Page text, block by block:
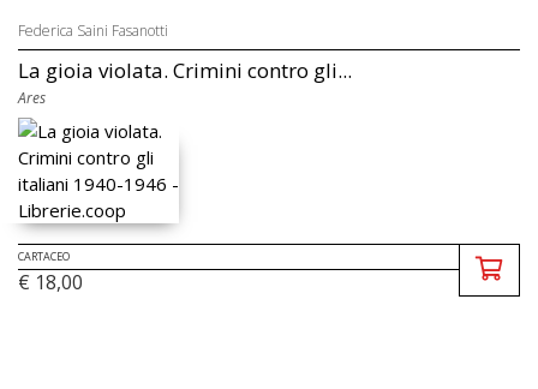
Federica Saini Fasanotti
La gioia violata. Crimini contro gli...
Ares
CARTACEO
€ 18,00